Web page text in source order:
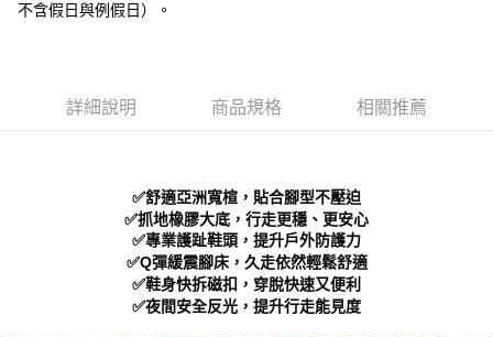
３．收到繳費通知簡訊後14天內，點擊此簡訊中的連結，可透過四大超商／
※ 交易是否成功請以「AFTEE先享後付 」之結帳頁面顯示為準，若有關於
１．透過由恩沛科技股份有限公司提供之「AFTEE先享後付」服務完成之交
易，需依本服務之必要範圍內提供個人資料，並將交易相關給付款項請求債
權轉讓予恩沛科技股份有限公司。
２．關於個人資料處理事宜，請瀏覽以下網址：
https://aftee.tw/terms/#terms3
３．未成年的使用者請事先徵得法定代理人或監護人之同意方可使用
付款後 7-11取貨
每筆NT$90，滿NT$999(含以上)免運費
不含假日與例假日）。
詳細說明 商品規格 相關推薦
✅舒適亞洲寬楦，貼合腳型不壓迫
✅抓地橡膠大底，行走更穩、更安心
✅專業護趾鞋頭，提升戶外防護力
✅Q彈緩震腳床，久走依然輕鬆舒適
✅鞋身快拆磁扣，穿脫快速又便利
✅夜間安全反光，提升行走能見度